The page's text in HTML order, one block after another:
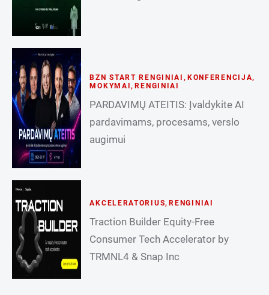
BZN START RENGINIAI , KONFERENCIJA,
MOKYMAI, RENGINIAI
PARDAVIMŲ ATEITIS: Įvaldykite AI
pardavimams, procesams, verslo
augimui
AKCELERATORIUS, RENGINIAI
Traction Builder Equity-Free
Consumer Tech Accelerator by
TRMNL4 & Snap Inc